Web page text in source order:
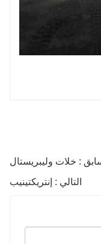
: خلات وليبريستال
التالي : إنتريكتينيب